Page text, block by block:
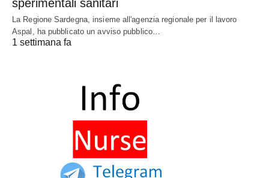
sperimentali sanitari
La Regione Sardegna, insieme all'agenzia regionale per il lavoro
Aspal, ha pubblicato un avviso pubblico…
1 settimana fa